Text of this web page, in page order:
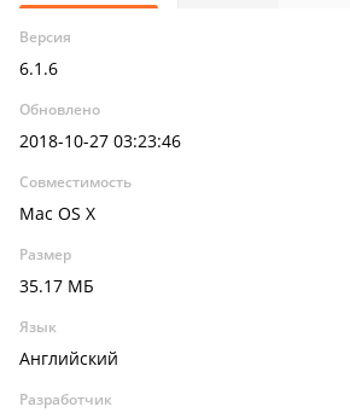
Версия
6.1.6
Обновлено
2018-10-27 03:23:46
Совместимость
Mac OS X
Размер
35.17 МБ
Язык
Английский
Разработчик